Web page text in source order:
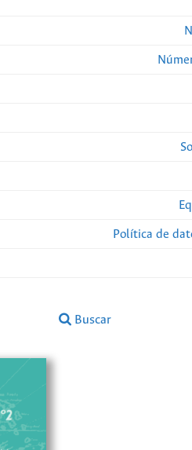
Política de
Buscar